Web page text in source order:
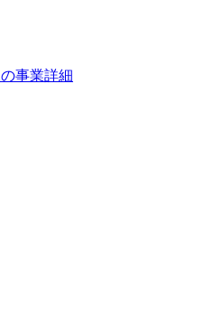
の事業詳細